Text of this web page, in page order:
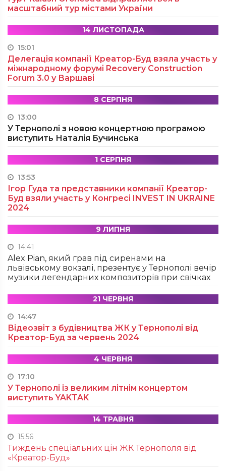
масштабний тур містами України
14 ЛИСТОПАДА
15:01
Делегація компанії Креатор-Буд взяла участь у
міжнародному форумі Recovery Construction
Forum 3.0 у Варшаві
8 СЕРПНЯ
13:00
У Тернополі з новою концертною програмою
виступить Наталія Бучинська
1 СЕРПНЯ
13:53
Ігор Гуда та представники компанії Креатор-
Буд взяли участь у Конгресі INVEST IN UKRAINE
2024
9 ЛИПНЯ
14:41
Alex Pian, який грав під сиренами на
львівському вокзалі, презентує у Тернополі вечір
музики легендарних композиторів при свічках
21 ЧЕРВНЯ
14:47
Відеозвіт з будівництва ЖК у Тернополі від
Креатор-Буд за червень 2024
4 ЧЕРВНЯ
17:10
У Тернополі із великим літнім концертом
виступить YAKTAK
14 ТРАВНЯ
15:56
Тиждень спеціальних цін ЖК Тернополя від
«Креатор-Буд»